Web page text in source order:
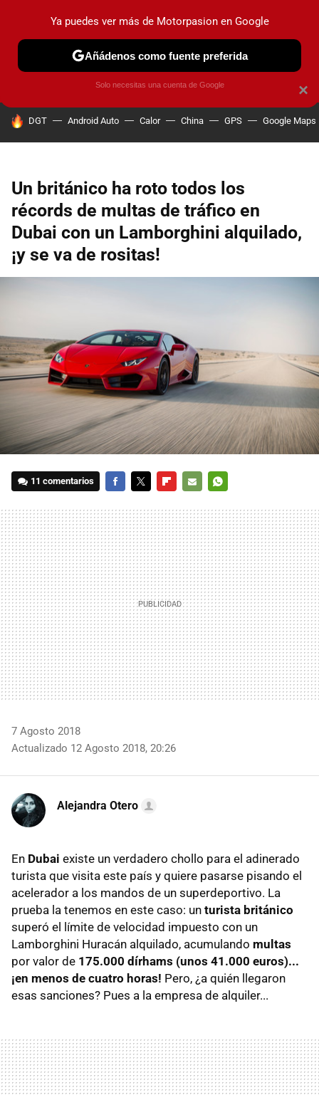
PRUEBAS COCHES ELÉCTRICOS OBSERVATORIO
HOY SE HABLA DE
DGT Android Auto Calor China GPS Google Maps
Un británico ha roto todos los
récords de multas de tráfico en
Dubai con un Lamborghini alquilado,
¡y se va de rositas!
11 comentarios
MAIL
7 Agosto 2018
Actualizado 12 Agosto 2018, 20:26
Alejandra Otero
En Dubai existe un verdadero chollo para el adinerado
turista que visita este país y quiere pasarse pisando el
acelerador a los mandos de un superdeportivo. La
prueba la tenemos en este caso: un turista británico
superó el límite de velocidad impuesto con un
Lamborghini Huracán alquilado, acumulando multas
por valor de 175.000 dírhams (unos 41.000 euros)...
¡en menos de cuatro horas! Pero, ¿a quién llegaron
esas sanciones? Pues a la empresa de alquiler...
×
Ya puedes ver más de Motorpasion en Google
Añádenos como fuente preferida
Solo necesitas una cuenta de Google